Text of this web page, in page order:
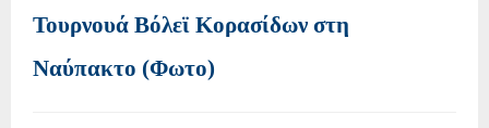
Τουρνουά Βόλεϊ Κορασίδων στη
Ναύπακτο (Φωτο)